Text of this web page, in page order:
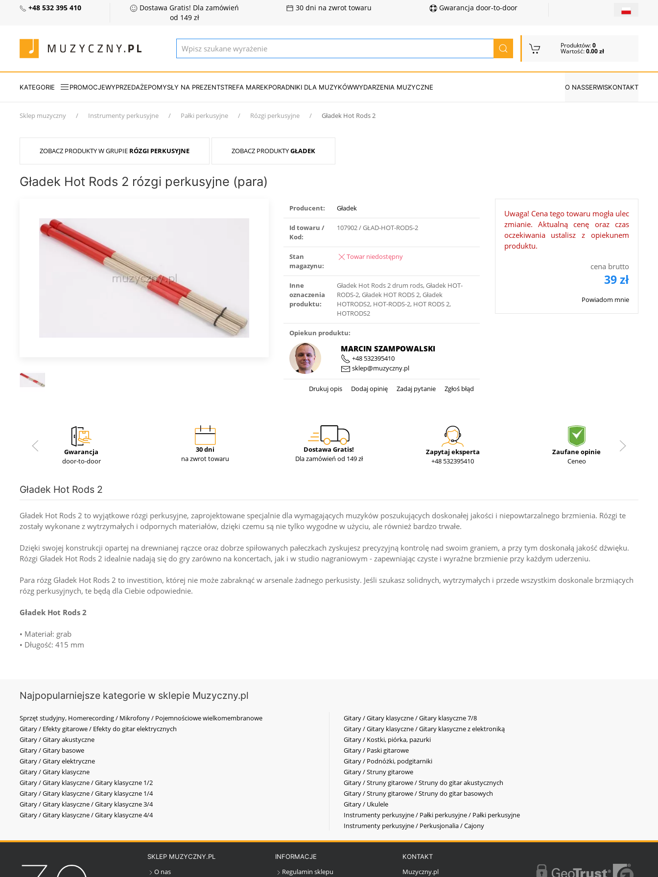
+48 532 395 410
Dostawa Gratis! Dla zamówień
od 149 zł
30 dni na zwrot towaru Gwarancja door-to-door
Produktów:0
Wartość:0.00 zł
KATEGORIE PROMOCJEWYPRZEDAŻEPOMYSŁY NA PREZENTSTREFA MAREKPORADNIKI DLA MUZYKÓWWYDARZENIA MUZYCZNE O NASSERWISKONTAKT
Sklep muzyczny Instrumenty perkusyjne Pałki perkusyjne Rózgi perkusyjne Gładek Hot Rods 2
ZOBACZ PRODUKTY W GRUPIE RÓZGI PERKUSYJNE ZOBACZ PRODUKTYGŁADEK
Gładek Hot Rods 2 rózgi perkusyjne (para)
Producent: Gładek
Id towaru /
Kod:
107902 / GŁAD-HOT-RODS-2
Stan
magazynu:
Towar niedostępny
Inne
oznaczenia
produktu:
Gładek Hot Rods 2 drum rods, Gładek HOT-
RODS-2, Gładek HOT RODS 2, Gładek
HOTRODS2, HOT-RODS-2, HOT RODS 2,
HOTRODS2
Opiekun produktu:
MARCIN SZAMPOWALSKI
+48 532395410
sklep@muzyczny.pl
Drukuj opis Dodaj opinię Zadaj pytanie Zgłoś błąd
Uwaga! Cena tego towaru mogła ulec
zmianie. Aktualną cenę oraz czas
oczekiwania ustalisz z opiekunem
produktu.
cena brutto
39 zł
Powiadom mnie
Gwarancja
door-to-door
30 dni
na zwrot towaru
Dostawa Gratis!
Dla zamówień od 149 zł
Zapytaj eksperta
+48 532395410
Zaufane opinie
Ceneo
Gładek Hot Rods 2
Gładek Hot Rods 2 to wyjątkowe rózgi perkusyjne, zaprojektowane specjalnie dla wymagających muzyków poszukujących doskonałej jakości i niepowtarzalnego brzmienia. Rózgi te
zostały wykonane z wytrzymałych i odpornych materiałów, dzięki czemu są nie tylko wygodne w użyciu, ale również bardzo trwałe.
Dzięki swojej konstrukcji opartej na drewnianej rączce oraz dobrze spiłowanych pałeczkach zyskujesz precyzyjną kontrolę nad swoim graniem, a przy tym doskonałą jakość dźwięku.
Rózgi Gładek Hot Rods 2 idealnie nadają się do gry zarówno na koncertach, jak i w studio nagraniowym - zapewniając czyste i wyraźne brzmienie przy każdym uderzeniu.
Para rózg Gładek Hot Rods 2 to investition, której nie może zabraknąć w arsenale żadnego perkusisty. Jeśli szukasz solidnych, wytrzymałych i przede wszystkim doskonale brzmiących
rózg perkusyjnych, te będą dla Ciebie odpowiednie.
Gładek Hot Rods 2
• Materiał: grab
• Długość: 415 mm
Najpopularniejsze kategorie w sklepie Muzyczny.pl
Sprzęt studyjny, Homerecording / Mikrofony / Pojemnościowe wielkomembranowe
Gitary / Efekty gitarowe / Efekty do gitar elektrycznych
Gitary / Gitary akustyczne
Gitary / Gitary basowe
Gitary / Gitary elektryczne
Gitary / Gitary klasyczne
Gitary / Gitary klasyczne / Gitary klasyczne 1/2
Gitary / Gitary klasyczne / Gitary klasyczne 1/4
Gitary / Gitary klasyczne / Gitary klasyczne 3/4
Gitary / Gitary klasyczne / Gitary klasyczne 4/4
Gitary / Gitary klasyczne / Gitary klasyczne 7/8
Gitary / Gitary klasyczne / Gitary klasyczne z elektroniką
Gitary / Kostki, piórka, pazurki
Gitary / Paski gitarowe
Gitary / Podnóżki, podgitarniki
Gitary / Struny gitarowe
Gitary / Struny gitarowe / Struny do gitar akustycznych
Gitary / Struny gitarowe / Struny do gitar basowych
Gitary / Ukulele
Instrumenty perkusyjne / Pałki perkusyjne / Pałki perkusyjne
Instrumenty perkusyjne / Perkusjonalia / Cajony
SKLEP MUZYCZNY.PL
O nas
INFORMACJE
Regulamin sklepu
KONTAKT
Muzyczny.pl